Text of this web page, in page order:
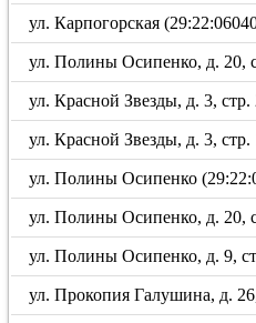
ул. Карпогорская
ул. Полины Осипенко, д. 20,
ул. Красной Звезды, д. 3, стр.
ул. Красной Звезды, д. 3, стр.
ул. Полины Осипенко
ул. Полины Осипенко, д. 20,
ул. Полины Осипенко, д. 9,
ул. Прокопия Галушина, д.